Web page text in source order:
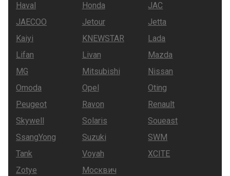
Haval
Honda
JAC
JAECOO
Jetour
Jetta
Kaiyi
KNEWSTAR
Lada
Lifan
Livan
Mazda
MG
Mitsubishi
Nissan
Omoda
Opel
Oting
Peugeot
Ravon
Renault
Skywell
Solaris
Soueast
SsangYong
Suzuki
SWM
Tank
Voyah
XCITE
Zotye
Москвич